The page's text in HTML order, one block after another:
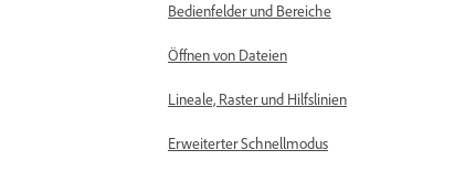
Bedienfelder und Bereiche
Öffnen von Dateien
Lineale, Raster und Hilfslinien
Erweiterter Schnellmodus